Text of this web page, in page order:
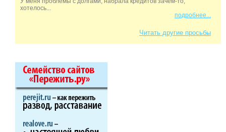
хотелось...
подробнее...
Читать другие просьбы